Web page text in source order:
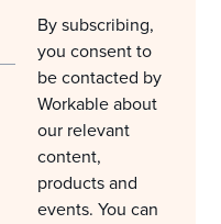
By subscribing,
you consent to
be contacted by
Workable about
our relevant
content,
products and
events. You can